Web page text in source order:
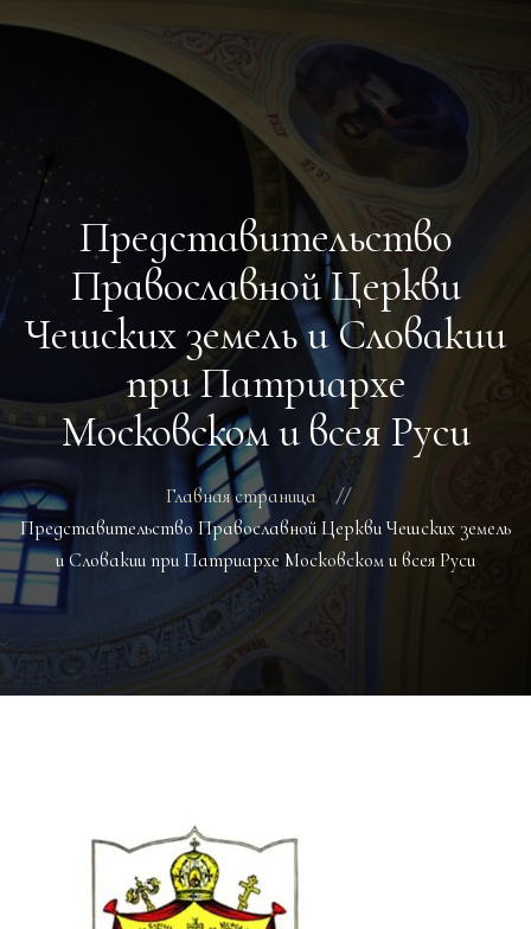
ГЛАВНАЯ
РАСПИСАНИЕ БОГОСЛУЖЕНИЙ
ТРЕБЫ
О ПОДВОРЬЕ
НОВОСТИ
ОБЪЯВЛЕНИЯ
ГАЛЕРЕЯ
КОНТАКТЫ
Представительство
Православной Церкви
Чешских земель и Словакии
при Патриархе
Московском и всея Руси
Главная страница
Представительство Православной Церкви Чешских земель
и Словакии при Патриархе Московском и всея Руси